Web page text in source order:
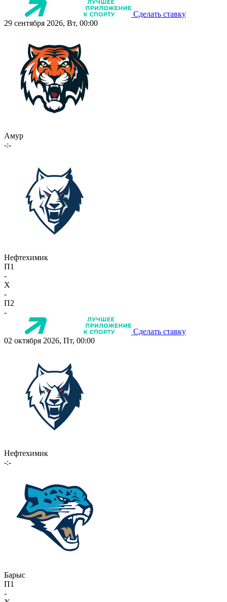
Сделать ставку
29 сентября 2026, Вт, 00:00
Амур
-:-
Нефтехимик
П1
-
X
-
П2
-
Сделать ставку
02 октября 2026, Пт, 00:00
Нефтехимик
-:-
Барыс
П1
-